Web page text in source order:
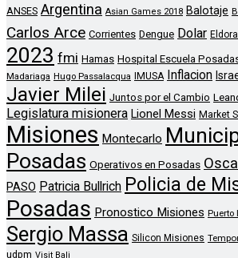
ANSES Argentina Asian Games 2018 Balotaje
Carlos Arce Corrientes Dengue Dolar
2023 fmi Hamas Hospital Escuela
Madariaga Hugo Passalacqua IMUSA Inflacion
Javier Milei Juntos por el Cambio
Legislatura misionera Lionel Messi Market
Misiones Montecarlo
Posadas Operativos en Posadas
PASO Patricia Bullrich Policia de
Posadas Pronostico Misiones Puerto
Sergio Massa Silicon Misiones
udpm Visit Bali